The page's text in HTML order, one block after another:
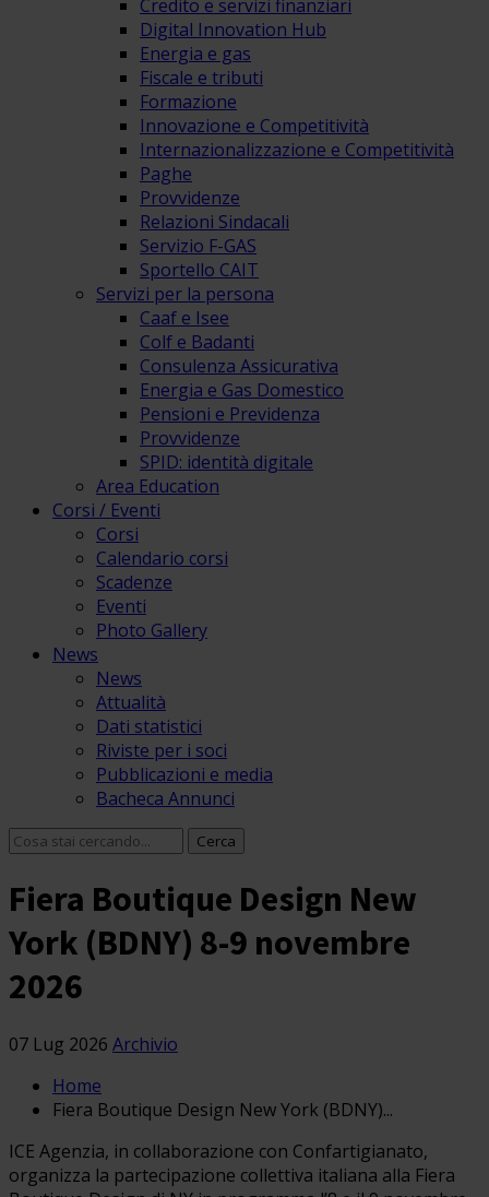
Credito e servizi finanziari
Digital Innovation Hub
Energia e gas
Fiscale e tributi
Formazione
Innovazione e Competitività
Internazionalizzazione e Competitività
Paghe
Provvidenze
Relazioni Sindacali
Servizio F-GAS
Sportello CAIT
Servizi per la persona
Caaf e Isee
Colf e Badanti
Consulenza Assicurativa
Energia e Gas Domestico
Pensioni e Previdenza
Provvidenze
SPID: identità digitale
Area Education
Corsi / Eventi
Corsi
Calendario corsi
Scadenze
Eventi
Photo Gallery
News
News
Attualità
Dati statistici
Riviste per i soci
Pubblicazioni e media
Bacheca Annunci
Fiera Boutique Design New
York (BDNY) 8-9 novembre
2026
07 Lug 2026 Archivio
Home
Fiera Boutique Design New York (BDNY)...
ICE Agenzia, in collaborazione con Confartigianato,
organizza la partecipazione collettiva italiana alla Fiera